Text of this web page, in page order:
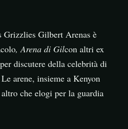
Grizzlies Gilbert Arenas è
, Arena di Gilcon altri ex
discutere della celebrità di
arene, insieme a Kenyon
che elogi per la guardia